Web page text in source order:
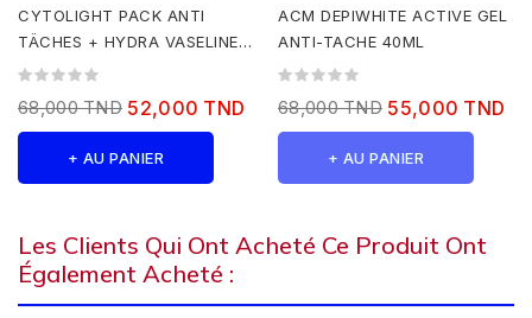
CYTOLIGHT PACK ANTI
TÄCHES + HYDRA VASELINE
100ML GRATUIT
68,000 TND 52,000 TND
+ AU PANIER
ACM DEPIWHITE ACTIVE GEL
ANTI-TACHE 40ML
68,000 TND 55,000 TND
+ AU PANIER
Les Clients Qui Ont Acheté Ce Produit Ont
Également Acheté :